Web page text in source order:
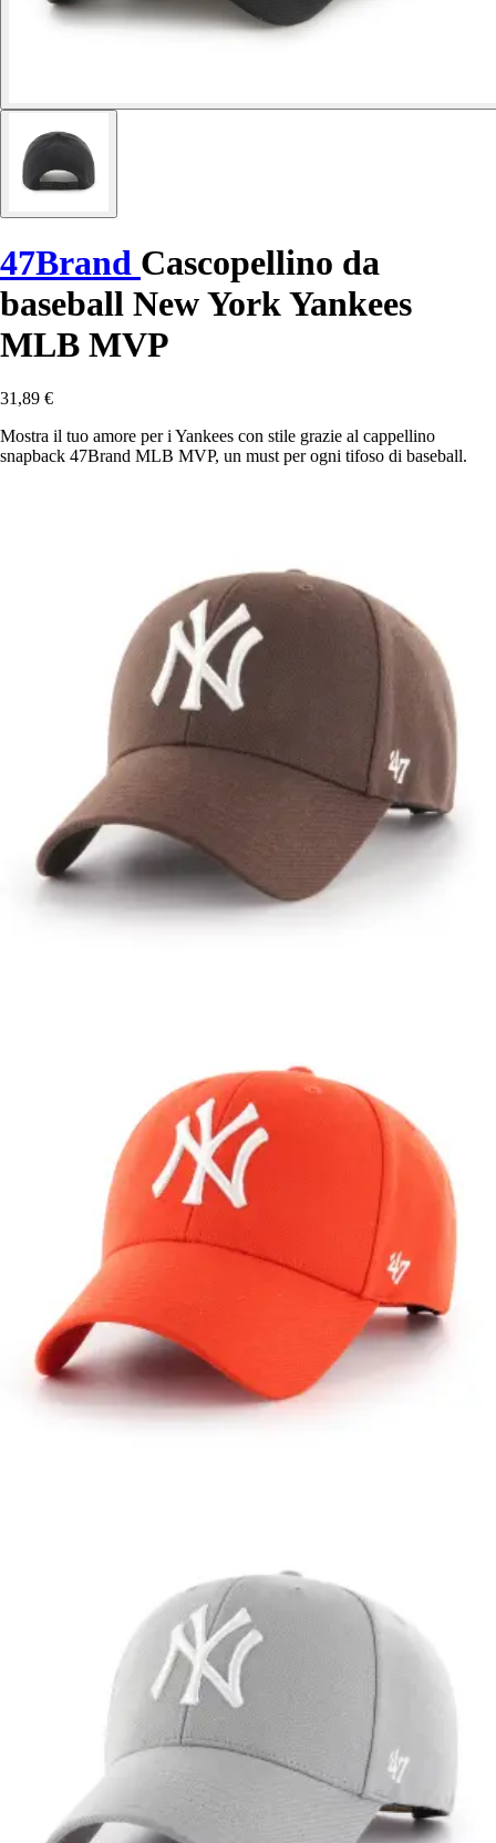
47Brand Cascopellino da
baseball New York Yankees
MLB MVP
31,89 €
Mostra il tuo amore per i Yankees con stile grazie al cappellino
snapback 47Brand MLB MVP, un must per ogni tifoso di baseball.